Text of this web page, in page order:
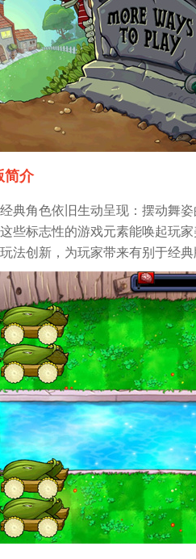
简介
典角色依旧生动呈现：摆动舞
些标志性的游戏元素能唤起玩
法创新，为玩家带来有别于经典